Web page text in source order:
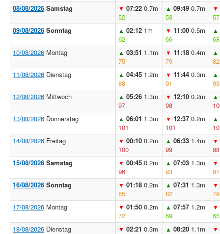
08/08/2026 Samstag ▼ 07:22 0.7m
52
▲ 09:49 0.7m
53
▼
57
09/08/2026 Sonntag ▲ 02:12 1m
62
▼ 11:00 0.5m
66
▲
68
10/08/2026 Montag ▲ 03:51 1.1m
75
▼ 11:18 0.4m
79
▲
82
11/08/2026 Dienstag ▲ 04:45 1.2m
88
▼ 11:44 0.3m
91
▲
93
12/08/2026 Mittwoch ▲ 05:26 1.3m
97
▼ 12:10 0.2m
98
▲
13/08/2026 Donnerstag ▲ 06:01 1.3m
101
▼ 12:37 0.2m
101
▲
14/08/2026 Freitag ▼ 00:10 0.2m
100
▲ 06:33 1.4m
99
▼
98
15/08/2026 Samstag ▼ 00:45 0.2m
96
▲ 07:03 1.3m
93
▼
91
16/08/2026 Sonntag ▼ 01:18 0.2m
85
▲ 07:31 1.3m
82
▼
79
17/08/2026 Montag ▼ 01:50 0.2m
72
▲ 07:57 1.2m
69
▼
65
18/08/2026 Dienstag ▼ 02:21 0.3m
▲ 08:20 1.1m
▼